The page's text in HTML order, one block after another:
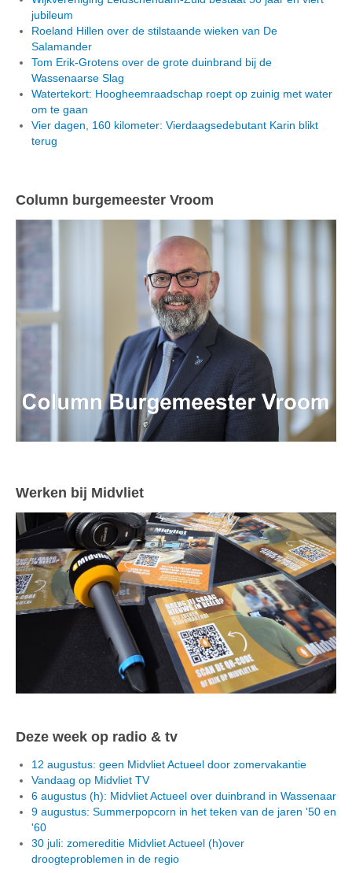
jubileum
Roeland Hillen over de stilstaande wieken van De
Salamander
Tom Erik-Grotens over de grote duinbrand bij de
Wassenaarse Slag
Watertekort: Hoogheemraadschap roept op zuinig met water
om te gaan
Vier dagen, 160 kilometer: Vierdaagsedebutant Karin blikt
terug
Column burgemeester Vroom
Werken bij Midvliet
Deze week op radio & tv
12 augustus: geen Midvliet Actueel door zomervakantie
Vandaag op Midvliet TV
6 augustus (h): Midvliet Actueel over duinbrand in Wassenaar
9 augustus: Summerpopcorn in het teken van de jaren '50 en
'60
30 juli: zomereditie Midvliet Actueel (h)over
droogteproblemen in de regio